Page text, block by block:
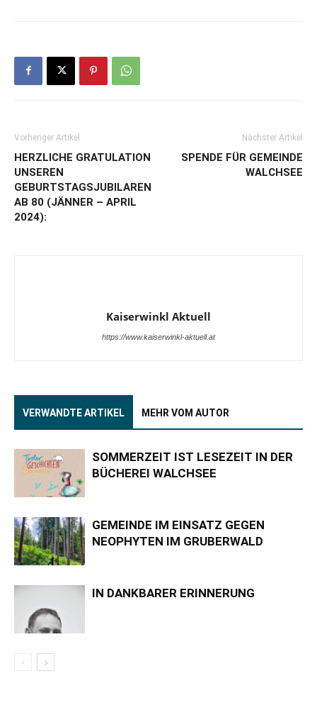
Vorheriger Artikel
HERZLICHE GRATULATION
UNSEREN
GEBURTSTAGSJUBILAREN
AB 80 (JÄNNER – APRIL
2024):
Nächster Artikel
SPENDE FÜR GEMEINDE
WALCHSEE
Kaiserwinkl Aktuell
https://www.kaiserwinkl-aktuell.at
VERWANDTE ARTIKEL MEHR VOM AUTOR
SOMMERZEIT IST LESEZEIT IN DER
BÜCHEREI WALCHSEE
GEMEINDE IM EINSATZ GEGEN
NEOPHYTEN IM GRUBERWALD
IN DANKBARER ERINNERUNG